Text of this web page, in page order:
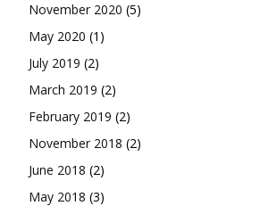
November 2020 (5)
May 2020 (1)
July 2019 (2)
March 2019 (2)
February 2019 (2)
November 2018 (2)
June 2018 (2)
May 2018 (3)